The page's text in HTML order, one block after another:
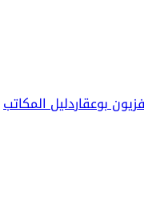
بوعقاردليل المكاتب